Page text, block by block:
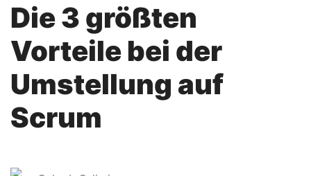
Die 3 größten
Vorteile bei der
Umstellung auf
Scrum